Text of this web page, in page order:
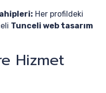
Her profildeki
Tunceli web tasarım
Hizmet